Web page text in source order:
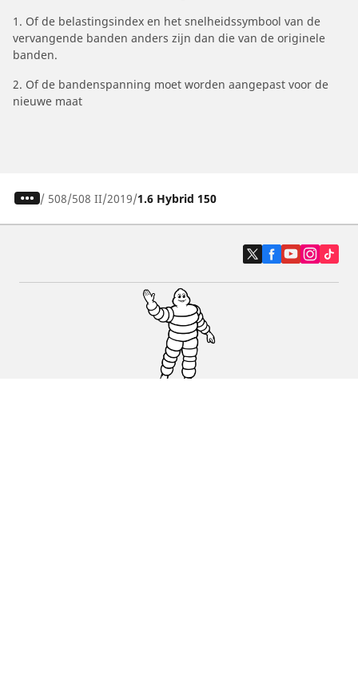
1. Of de belastingsindex en het snelheidssymbool van de
vervangende banden anders zijn dan die van de originele
banden.
2. Of de bandenspanning moet worden aangepast voor de
nieuwe maat
/ 508 508 II 2019 1.6 Hybrid 150